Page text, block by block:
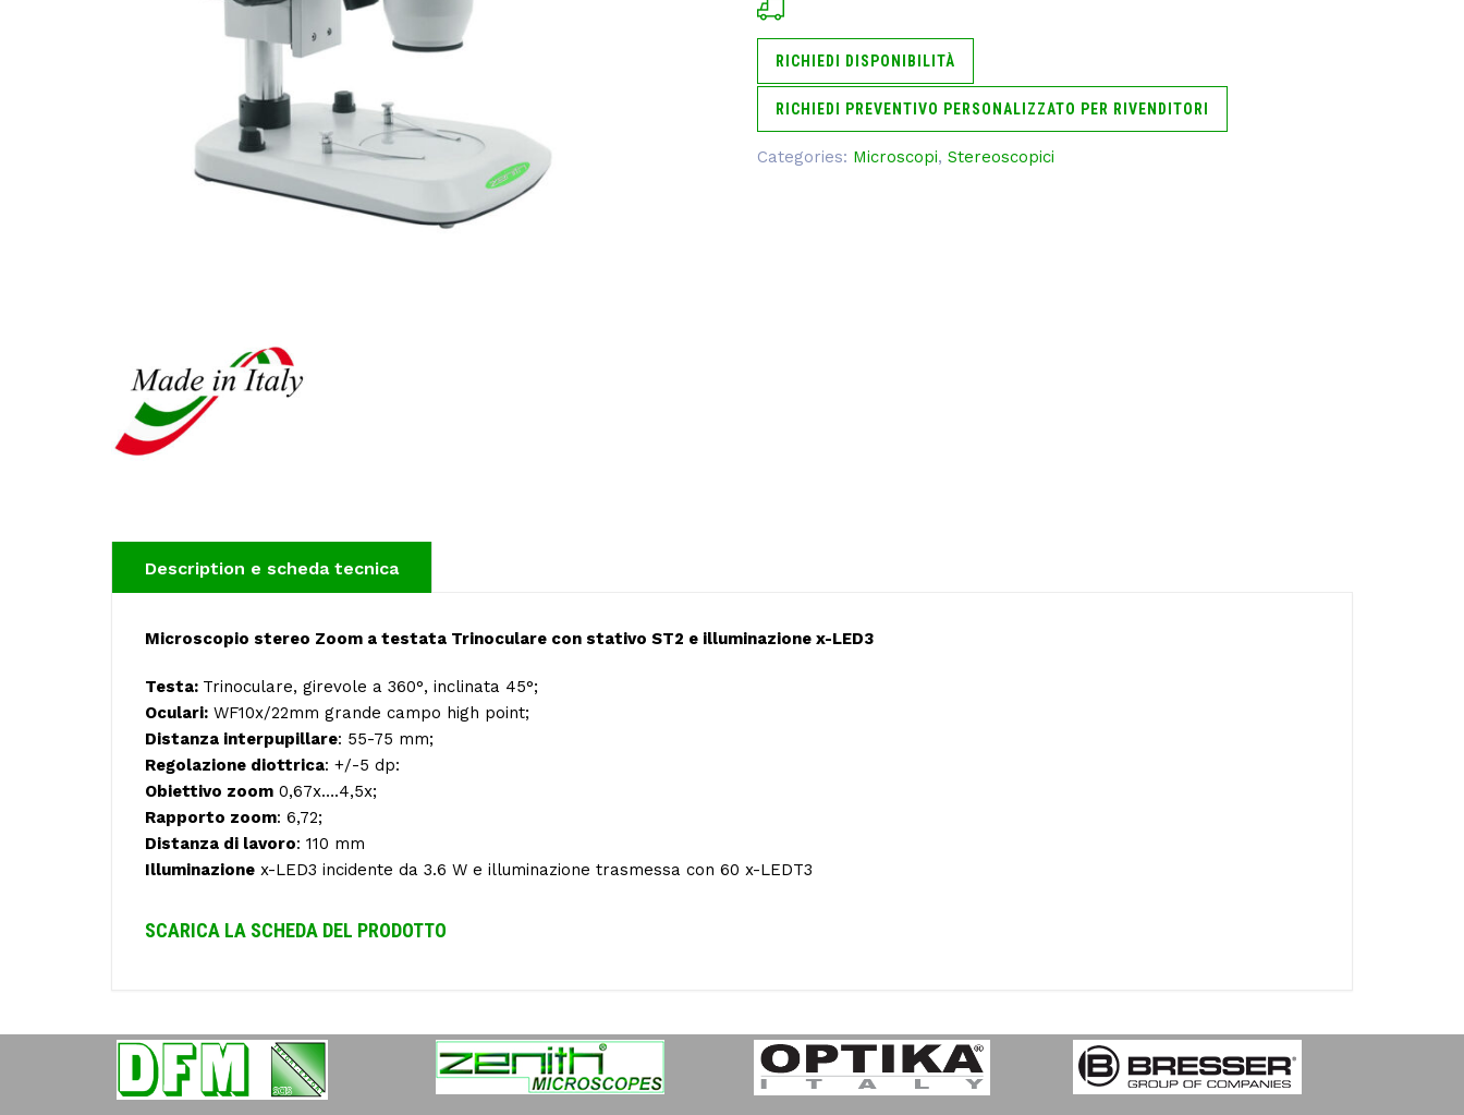
RICHIEDI DISPONIBILITÀ
RICHIEDI PREVENTIVO PERSONALIZZATO PER RIVENDITORI
Categories: Microscopi, Stereoscopici
Description
Microscopio stereo Zoom a testata Trinoculare con stativo ST2 e illuminazione x-LED3
Testa: Trinoculare, girevole a 360°, inclinata 45°;
Oculari: WF10x/22mm grande campo high point;
Distanza interpupillare: 55-75 mm;
Regolazione diottrica: +/-5 dp:
Obiettivo zoom 0,67x….4,5x;
Rapporto zoom: 6,72;
Distanza di lavoro: 110 mm
Illuminazione x-LED3 incidente da 3.6 W e illuminazione trasmessa con 60 x-LEDT3
SCARICA LA SCHEDA DEL PRODOTTO